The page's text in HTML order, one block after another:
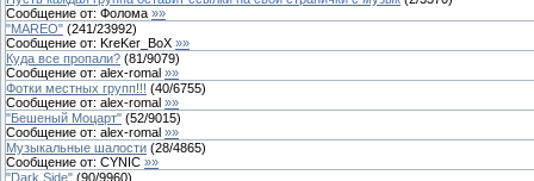
Сообщение от: Фолома »»
"MAREO" (241/23992)
Сообщение от: KreKer_BoX »»
Куда все пропали? (81/9079)
Сообщение от: alex-romal »»
Фотки местных групп!!! (40/6755)
Сообщение от: alex-romal »»
"Бешеный Моцарт" (52/9015)
Сообщение от: alex-romal »»
Музыкальные шалости (28/4865)
Сообщение от: CYNIC »»
"Dark Side" (90/9960)